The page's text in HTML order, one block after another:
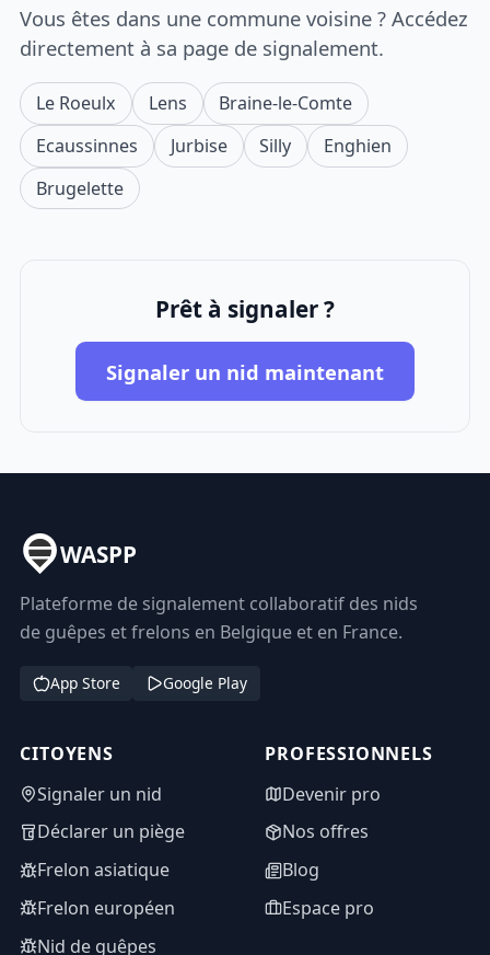
Vous êtes dans une commune voisine ? Accédez
directement à sa page de signalement.
Le Roeulx Lens
Braine-le-Comte
Ecaussinnes
Jurbise Silly
Enghien
Brugelette
Prêt à signaler ?
Signaler un nid maintenant
WASPP
Plateforme de signalement collaboratif des nids
de guêpes et frelons en Belgique et en France.
App Store Google Play
CITOYENS
Signaler un nid
Déclarer un piège
Frelon asiatique
Frelon européen
Nid de guêpes
PROFESSIONNELS
Devenir pro
Nos offres
Blog
Espace pro